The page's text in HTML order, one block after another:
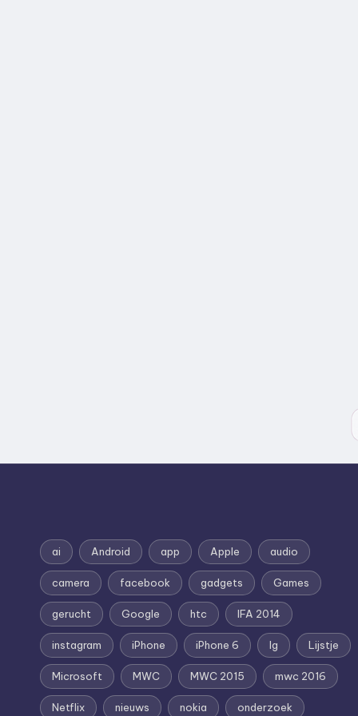
ai Android app Apple audio
camera facebook gadgets Games
gerucht Google htc IFA 2014
instagram iPhone iPhone 6 lg Lijstje
Microsoft MWC MWC 2015 mwc 2016
Netflix nieuws nokia onderzoek